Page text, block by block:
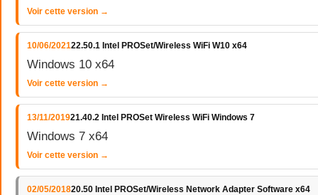
Voir cette version →
10/06/202122.50.1 Intel PROSet/Wireless WiFi W10 x64
Windows 10 x64
Voir cette version →
13/11/201921.40.2 Intel PROSet Wireless WiFi Windows 7
Windows 7 x64
Voir cette version →
02/05/201820.50 Intel PROSet/Wireless Network Adapter Software x64